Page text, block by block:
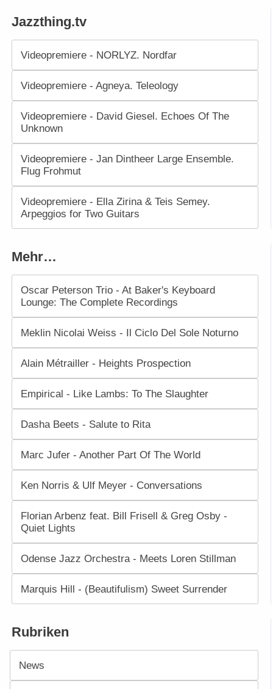
Jazzthing.tv
Videopremiere - NORLYZ. Nordfar
Videopremiere - Agneya. Teleology
Videopremiere - David Giesel. Echoes Of The
Unknown
Videopremiere - Jan Dintheer Large Ensemble.
Flug Frohmut
Videopremiere - Ella Zirina & Teis Semey.
Arpeggios for Two Guitars
Mehr…
Oscar Peterson Trio - At Baker's Keyboard
Lounge: The Complete Recordings
Meklin Nicolai Weiss - Il Ciclo Del Sole Noturno
Alain Métrailler - Heights Prospection
Empirical - Like Lambs: To The Slaughter
Dasha Beets - Salute to Rita
Marc Jufer - Another Part Of The World
Ken Norris & Ulf Meyer - Conversations
Florian Arbenz feat. Bill Frisell & Greg Osby -
Quiet Lights
Odense Jazz Orchestra - Meets Loren Stillman
Marquis Hill - (Beautifulism) Sweet Surrender
Rubriken
News